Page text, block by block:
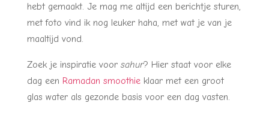
hebt gemaakt. Je mag me altijd een berichtje sturen,
met foto vind ik nog leuker haha, met wat je van je
maaltijd vond.
Zoek je inspiratie voor sahur? Hier staat voor elke
dag een Ramadan smoothieklaar met een groot
glas water als gezonde basis voor een dag vasten.